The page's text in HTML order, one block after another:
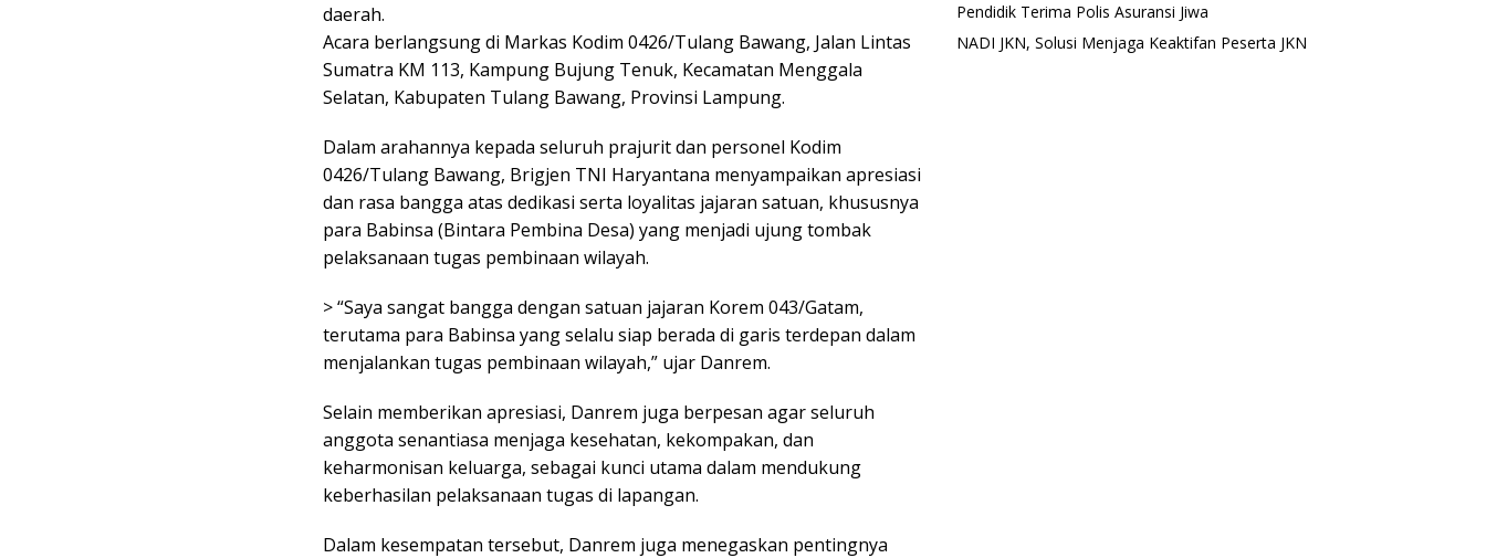
daerah.
Acara berlangsung di Markas Kodim 0426/Tulang Bawang, Jalan Lintas
Sumatra KM 113, Kampung Bujung Tenuk, Kecamatan Menggala
Selatan, Kabupaten Tulang Bawang, Provinsi Lampung.
Dalam arahannya kepada seluruh prajurit dan personel Kodim
0426/Tulang Bawang, Brigjen TNI Haryantana menyampaikan apresiasi
dan rasa bangga atas dedikasi serta loyalitas jajaran satuan, khususnya
para Babinsa (Bintara Pembina Desa) yang menjadi ujung tombak
pelaksanaan tugas pembinaan wilayah.
> “Saya sangat bangga dengan satuan jajaran Korem 043/Gatam,
terutama para Babinsa yang selalu siap berada di garis terdepan dalam
menjalankan tugas pembinaan wilayah,” ujar Danrem.
Selain memberikan apresiasi, Danrem juga berpesan agar seluruh
anggota senantiasa menjaga kesehatan, kekompakan, dan
keharmonisan keluarga, sebagai kunci utama dalam mendukung
keberhasilan pelaksanaan tugas di lapangan.
Dalam kesempatan tersebut, Danrem juga menegaskan pentingnya
Pendidik Terima Polis Asuransi Jiwa
NADI JKN, Solusi Menjaga Keaktifan Peserta JKN